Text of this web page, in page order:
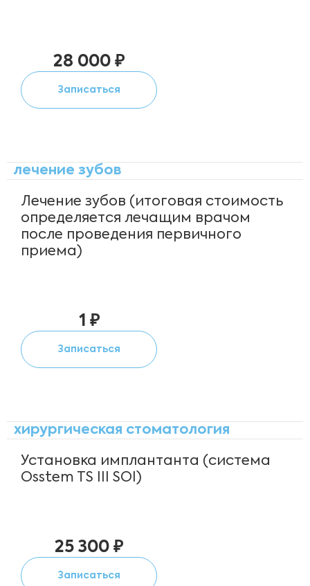
28 000 ₽
Записаться
лечение зубов
Лечение зубов (итоговая стоимость
определяется лечащим врачом
после проведения первичного
приема)
1 ₽
Записаться
хирургическая стоматология
Установка имплантанта (система
Osstem TS III SOI)
25 300 ₽
Записаться